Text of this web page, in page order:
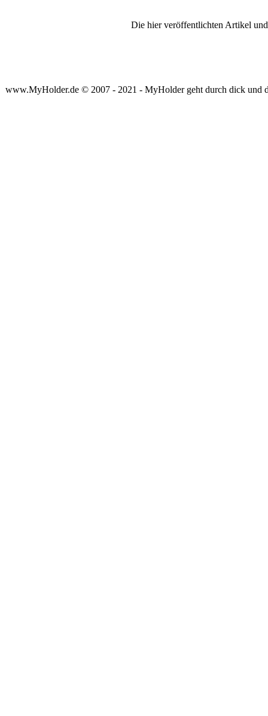
Die hier veröffentlichten Artikel
www.MyHolder.de © 2007 - 2021 - MyHolder geht durch dick und